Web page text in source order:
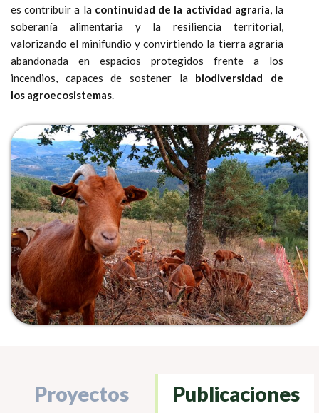
es contribuir a la continuidad de la actividad agraria, la
soberanía alimentaria y la resiliencia territorial,
valorizando el minifundio y convirtiendo la tierra agraria
abandonada en espacios protegidos frente a los
incendios, capaces de sostener la biodiversidad de
los agroecosistemas.
Proyectos Publicaciones